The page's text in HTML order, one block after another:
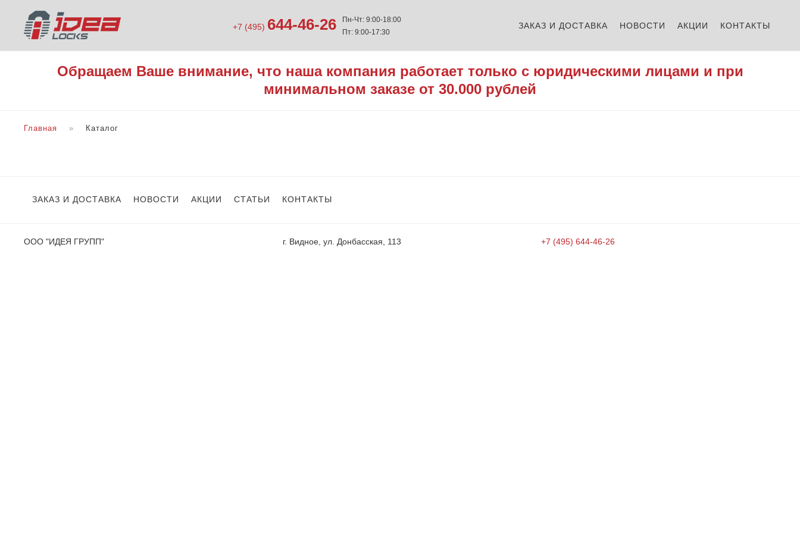
+7 (495) 644-46-26
Пн-Чт: 9:00-18:00
Пт: 9:00-17:30
ЗАКАЗ И ДОСТАВКА НОВОСТИ АКЦИИ КОНТАКТЫ
Обращаем Ваше внимание, что наша компания работает только с юридическими лицами и при
минимальном заказе от 30.000 рублей
Главная Каталог
ЗАКАЗ И ДОСТАВКА НОВОСТИ АКЦИИ СТАТЬИ КОНТАКТЫ
ООО "ИДЕЯ ГРУПП" г. Видное, ул. Донбасская, 113 +7 (495) 644-46-26